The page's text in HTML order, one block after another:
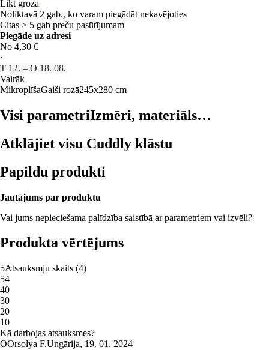
Likt grozā
Noliktavā 2 gab., ko varam piegādāt nekavējoties
Citas > 5 gab preču pasūtījumam
Piegāde uz adresi
No 4,30 €
·
T 12. – O 18. 08.
Vairāk
MikroplīšaGaiši rozā245x280 cm
Visi parametriIzmēri, materiāls…
Atklājiet visu Cuddly klāstu
Papildu produkti
Jautājums par produktu
Vai jums nepieciešama palīdzība saistībā ar parametriem vai izvēli?
Produkta vērtējums
5Atsauksmju skaits (4)
54
40
30
20
10
Kā darbojas atsauksmes?
OOrsolya F.Ungārija, 19. 01. 2024